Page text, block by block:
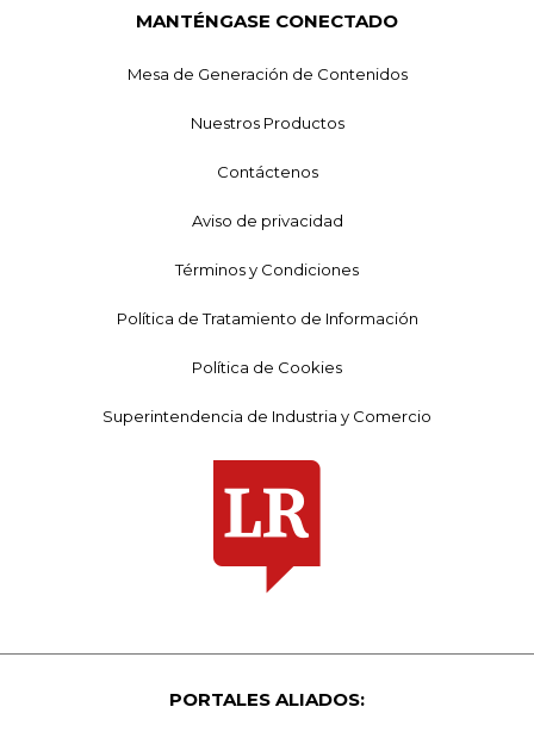
MANTÉNGASE CONECTADO
Mesa de Generación de Contenidos
Nuestros Productos
Contáctenos
Aviso de privacidad
Términos y Condiciones
Política de Tratamiento de Información
Política de Cookies
Superintendencia de Industria y Comercio
PORTALES ALIADOS: